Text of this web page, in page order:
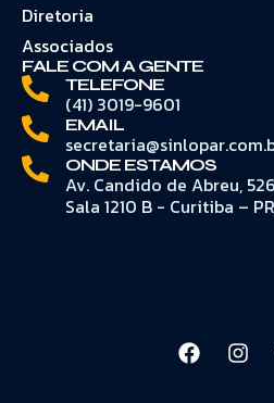
Diretoria
Associados
FALE COM A GENTE
TELEFONE
(41) 3019-9601
EMAIL
ONDE ESTAMOS
Av. Candido de Abreu,
Sala 1210 B - Curitiba – PR